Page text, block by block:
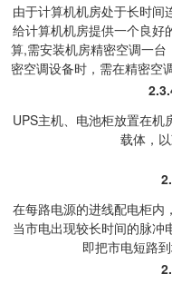
由于计算机机房处于长时间
给计算机机房提供一个良好
算,需安装机房精密空调一
密空调设备时，需在精密空
UPS主机、电池柜放置在机
载体，
在每路电源的进线配电柜内
当市电出现较长时间的脉冲
即把市电短路